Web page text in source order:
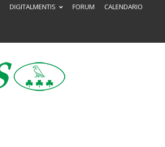
DIGITALMENTIS FORUM
CALENDARIO